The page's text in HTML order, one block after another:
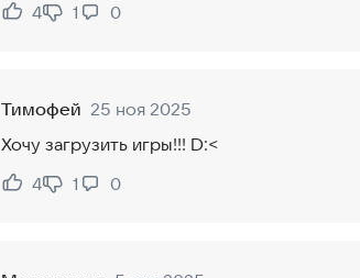
Нравится:
4
Не нравится:
1 0
Тимофей 25 ноя 2025
Хочу загрузить игры!!! D:<
Нравится:
4
Не нравится:
1 0